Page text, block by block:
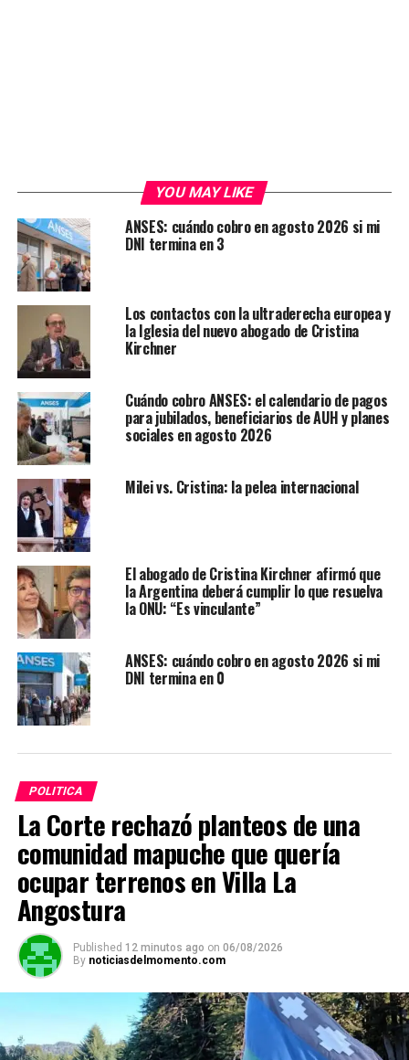
YOU MAY LIKE
ANSES: cuándo cobro en agosto 2026 si mi
DNI termina en 3
Los contactos con la ultraderecha europea y
la Iglesia del nuevo abogado de Cristina
Kirchner
Cuándo cobro ANSES: el calendario de pagos
para jubilados, beneficiarios de AUH y planes
sociales en agosto 2026
Milei vs. Cristina: la pelea internacional
El abogado de Cristina Kirchner afirmó que
la Argentina deberá cumplir lo que resuelva
la ONU: “Es vinculante”
ANSES: cuándo cobro en agosto 2026 si mi
DNI termina en 0
POLITICA
La Corte rechazó planteos de una
comunidad mapuche que quería
ocupar terrenos en Villa La
Angostura
Published 12 minutos ago on 06/08/2026
By noticiasdelmomento.com